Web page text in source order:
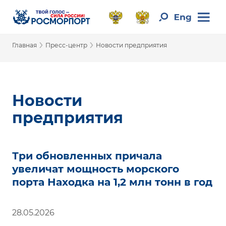
Главная › Пресс-центр › Новости предприятия
Новости
предприятия
Три обновленных причала
увеличат мощность морского
порта Находка на 1,2 млн тонн в год
28.05.2026